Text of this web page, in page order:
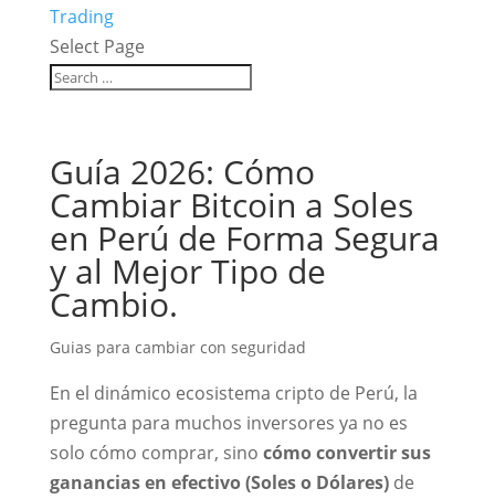
Trading
Select Page
Guía 2026: Cómo
Cambiar Bitcoin a Soles
en Perú de Forma Segura
y al Mejor Tipo de
Cambio.
Guias para cambiar con seguridad
En el dinámico ecosistema cripto de Perú, la
pregunta para muchos inversores ya no es
solo cómo comprar, sino cómo convertir sus
ganancias en efectivo (Soles o Dólares)de